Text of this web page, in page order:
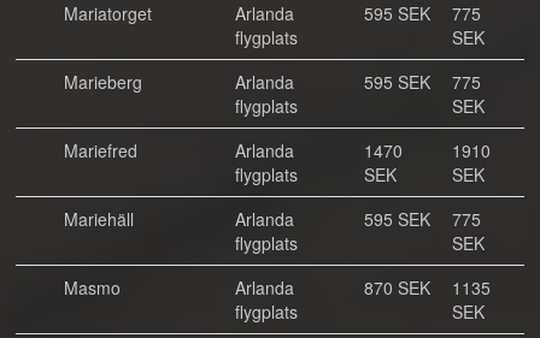
Mariatorget
Arlanda
flygplats
595 SEK
775
SEK
Marieberg
Arlanda
flygplats
595 SEK
775
SEK
Mariefred
Arlanda
flygplats
1470
SEK
1910
SEK
Mariehäll
Arlanda
flygplats
595 SEK
775
SEK
Masmo
Arlanda
flygplats
870 SEK
1135
SEK